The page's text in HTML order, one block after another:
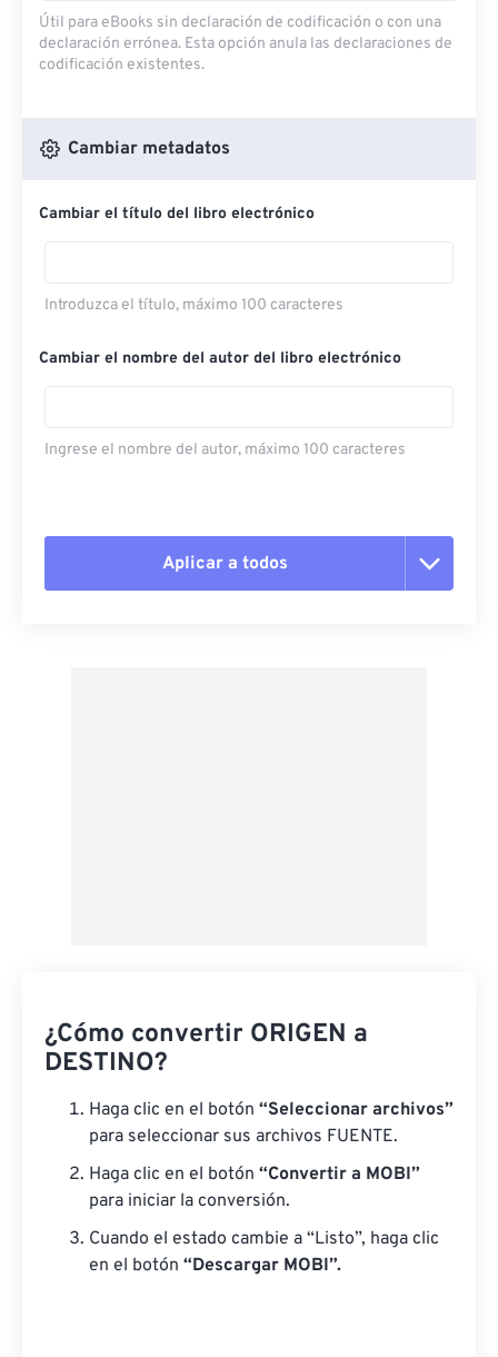
Útil para eBooks sin declaración de codificación o con una
declaración errónea. Esta opción anula las declaraciones de
codificación existentes.
Cambiar metadatos
Cambiar el título del libro electrónico
Introduzca el título, máximo 100 caracteres
Cambiar el nombre del autor del libro electrónico
Ingrese el nombre del autor, máximo 100 caracteres
Aplicar a todos
¿Cómo convertir ORIGEN a
DESTINO?
Haga clic en el botón “Seleccionar archivos”
para seleccionar sus archivos FUENTE.
Haga clic en el botón “Convertir a MOBI”
para iniciar la conversión.
Cuando el estado cambie a “Listo”, haga clic
en el botón “Descargar MOBI”.